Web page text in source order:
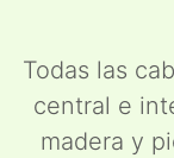
Todas las
central e
madera y